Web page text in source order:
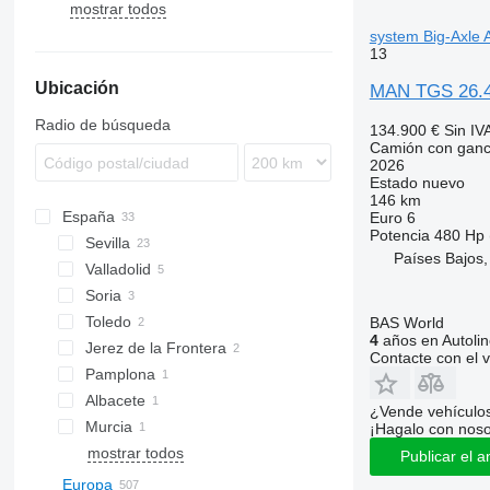
mostrar todos
Ubicación
Radio de búsqueda
España
Sevilla
Valladolid
Soria
Toledo
Jerez de la Frontera
Pamplona
Albacete
Murcia
mostrar todos
Europa
system Big-Axle
13
MAN TGS
134.900 € Sin
Camión con
2026
Estadonuevo
146 km
Euro 6
Potencia 480 Hp
Países
BAS World
4años en
Contacte con el
¿Vende
¡Hagalo con
Publicar el